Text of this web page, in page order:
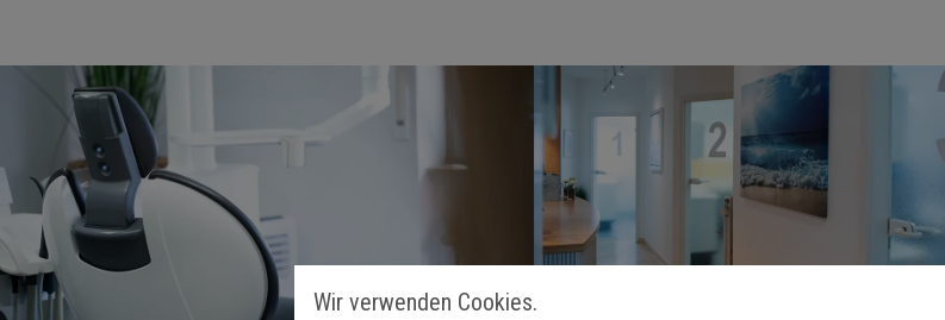
Wir verwenden Cookies.